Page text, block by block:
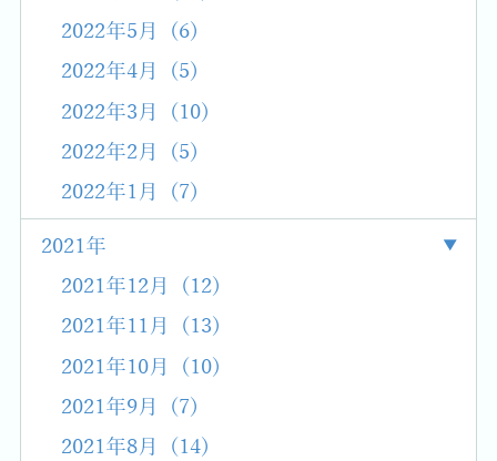
2022年5月 (6)
2022年4月 (5)
2022年3月 (10)
2022年2月 (5)
2022年1月 (7)
2021年
2021年12月 (12)
2021年11月 (13)
2021年10月 (10)
2021年9月 (7)
2021年8月 (14)